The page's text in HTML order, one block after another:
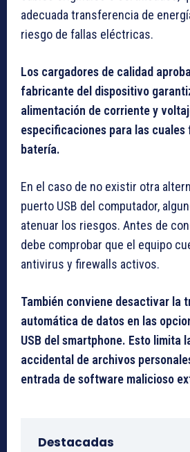
adecuada transferencia de
riesgo de fallas eléctricas.
Los cargadores de calidad
fabricante del dispositivo
alimentación de corriente y
especificaciones para las cuales
batería.
En el caso de no existir otra
puerto USB del computador,
atenuar los riesgos. Antes de
debe comprobar que el equipo
antivirus y firewalls activos.
También conviene desactivar la
automática de datos en las
USB del smartphone. Esto limita
accidental de archivos
entrada de software malicioso
Destacadas